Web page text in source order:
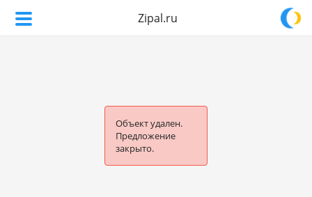
Zipal.ru
Объект удален.
Предложение
закрыто.